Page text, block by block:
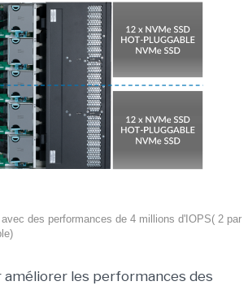
des performances de 4 millions d'IOPS( 2 par
les performances des